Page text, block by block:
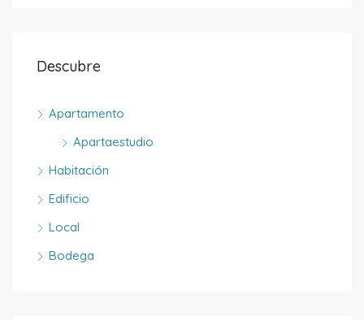
Descubre
Apartamento
Apartaestudio
Habitación
Edificio
Local
Bodega